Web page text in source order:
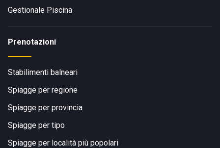
Gestionale Piscina
Prenotazioni
Stabilimenti balneari
Spiagge per regione
Spiagge per provincia
Spiagge per tipo
Spiagge per località più popolari